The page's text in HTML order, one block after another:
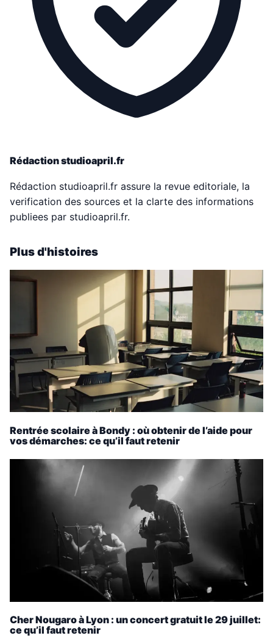
Rédaction studioapril.fr
Rédaction studioapril.fr assure la revue editoriale, la
verification des sources et la clarte des informations
publiees par studioapril.fr.
Plus d'histoires
Rentrée scolaire à Bondy : où obtenir de l’aide pour
vos démarches: ce qu’il faut retenir
Cher Nougaro à Lyon : un concert gratuit le 29 juillet:
ce qu’il faut retenir